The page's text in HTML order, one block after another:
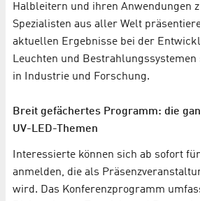
Halbleitern und ihren Anwendungen
Spezialisten aus aller Welt
aktuellen Ergebnisse bei der
Leuchten und Bestrahlungssystemen
in Industrie und Forschung.
Breit gefächertes Programm: die
UV-LED-Themen
Interessierte können sich ab sofort für
anmelden, die als
wird. Das Konferenzprogramm